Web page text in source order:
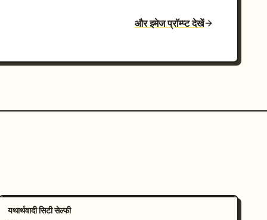
और इमेज प्रॉम्प्ट देखें
यथार्थवादी सिटी सेल्फी